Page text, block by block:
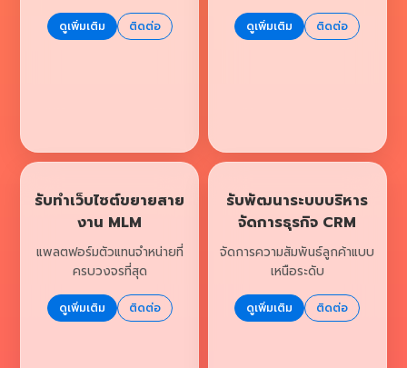
ดูเพิ่มเติม ติดต่อ ดูเพิ่มเติม ติดต่อ
รับทำเว็บไซต์ขยายสาย
งาน MLM
แพลตฟอร์มตัวแทนจำหน่ายที่
ครบวงจรที่สุด
ดูเพิ่มเติม ติดต่อ
รับพัฒนาระบบบริหาร
จัดการธุรกิจ CRM
จัดการความสัมพันธ์ลูกค้าแบบ
เหนือระดับ
ดูเพิ่มเติม ติดต่อ